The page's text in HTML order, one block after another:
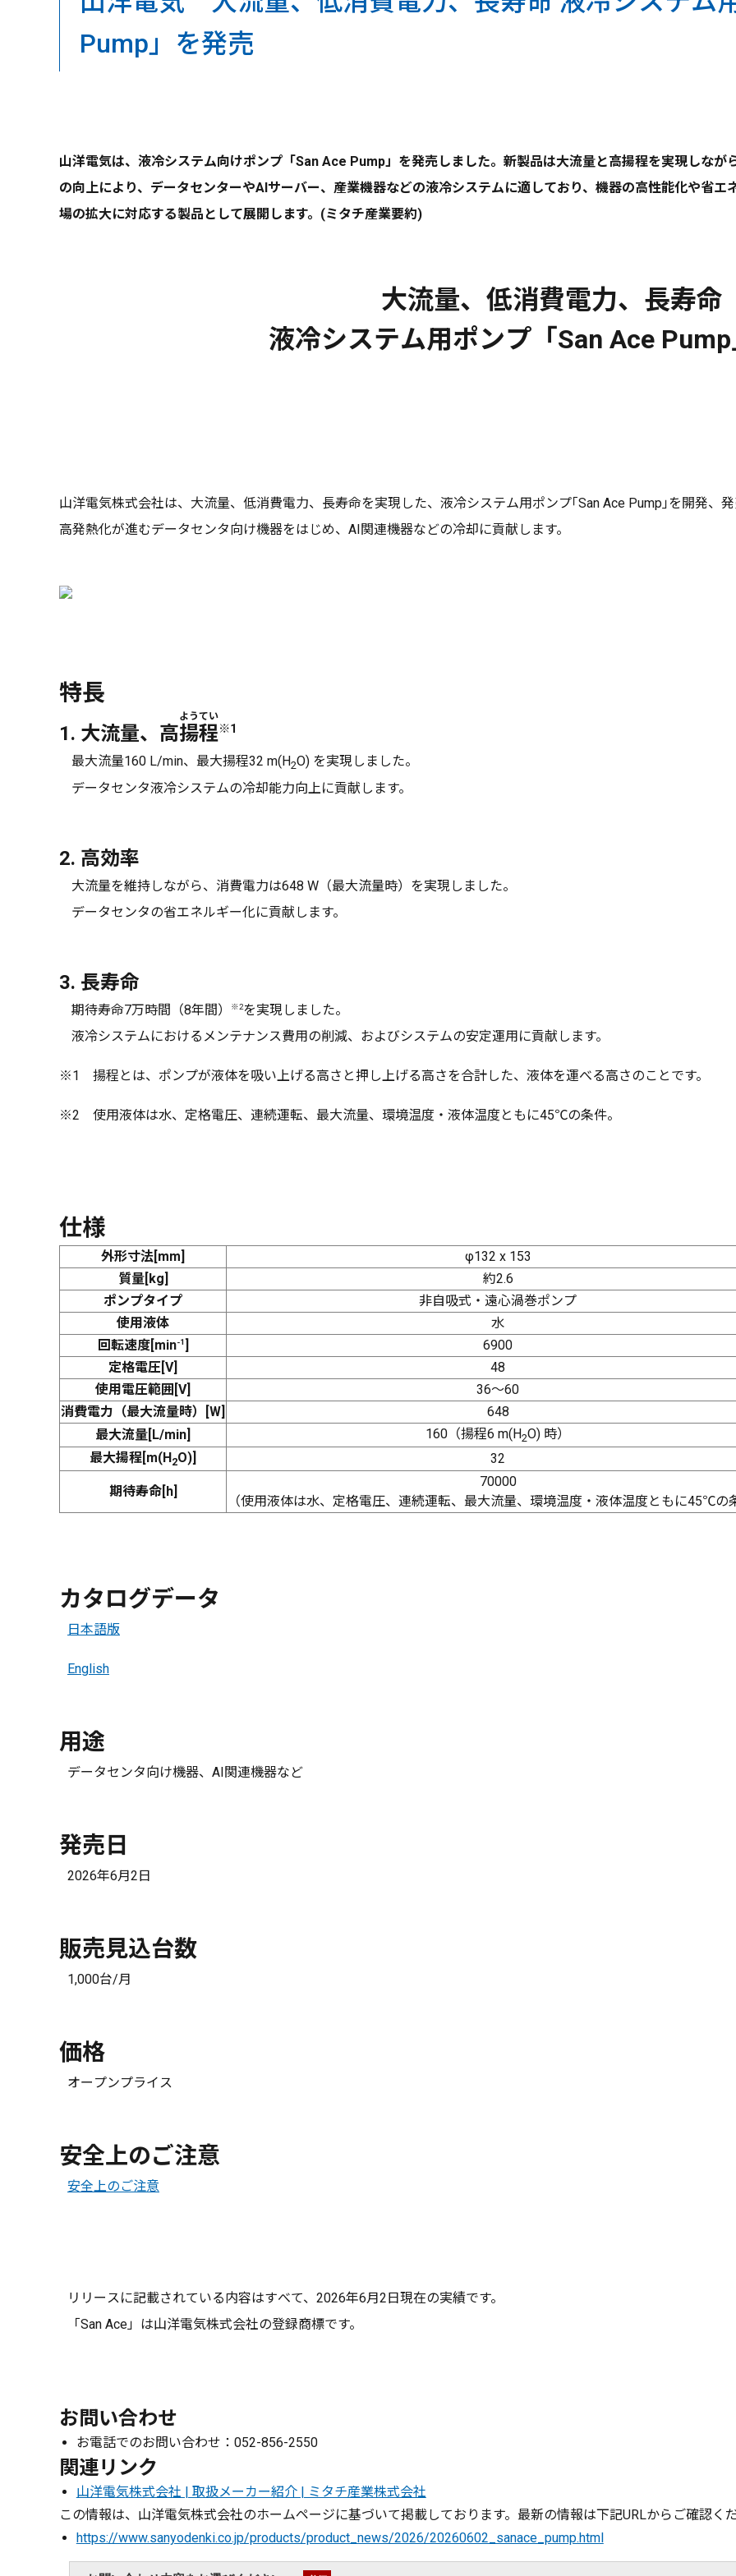
Pump」を発売
山洋電気は、液冷システム向けポンプ「San Ace Pump」を発売しました。新製品は大流量と高揚程を実現しなが
の向上により、データセンターやAIサーバー、産業機器などの液冷システムに適しており、機器の高性能化や省
場の拡大に対応する製品として展開します。(ミタチ産業要約)
大流量、低消費電力、長寿命
液冷システム用ポンプ「San Ace
山洋電気株式会社は、大流量、低消費電力、長寿命を実現した、液冷システム用ポンプ｢San Ace Pump｣を開発、
高発熱化が進むデータセンタ向け機器をはじめ、AI関連機器などの冷却に貢献します。
特長
1. 大流量、高揚程
ようてい
※1
最大流量160 L/min、最大揚程32 m(H2O) を実現しました。
データセンタ液冷システムの冷却能力向上に貢献します。
2. 高効率
大流量を維持しながら、消費電力は648 W（最大流量時）を実現しました。
データセンタの省エネルギー化に貢献します。
3. 長寿命
期待寿命7万時間（8年間） ※2を実現しました。
液冷システムにおけるメンテナンス費用の削減、およびシステムの安定運用に貢献します。
※1 揚程とは、ポンプが液体を吸い上げる高さと押し上げる高さを合計した、液体を運べる高さのことです。
※2 使用液体は水、定格電圧、連続運転、最大流量、環境温度・液体温度ともに45℃の条件。
仕様
外形寸法[mm]
φ132 x 153
質量[kg]
約2.6
ポンプタイプ
非自吸式・遠心渦巻ポンプ
使用液体
水
回転速度[min-1]
6900
定格電圧[V]
48
使用電圧範囲[V]
36～60
消費電力（最大流量時）[W]
648
最大流量[L/min]
160（揚程6 m(H2O) 時）
最大揚程[m(H2O)] 32
期待寿命[h]
70000
（使用液体は水、定格電圧、連続運転、最大流量、環境温度・液体温度ともに45℃の
カタログデータ
日本語版
English
用途
データセンタ向け機器、AI関連機器など
発売日
2026年6月2日
販売見込台数
1,000台/月
価格
オープンプライス
安全上のご注意
安全上のご注意
リリースに記載されている内容はすべて、2026年6月2日現在の実績です。
「San Ace」は山洋電気株式会社の登録商標です。
お問い合わせ
お電話でのお問い合わせ：052-856-2550
関連リンク
山洋電気株式会社 | 取扱メーカー紹介 | ミタチ産業株式会社
この情報は、山洋電気株式会社のホームページに基づいて掲載しております。最新の情報は下記URLからご確認く
https://www.sanyodenki.co.jp/products/product_news/2026/20260602_sanace_pump.html